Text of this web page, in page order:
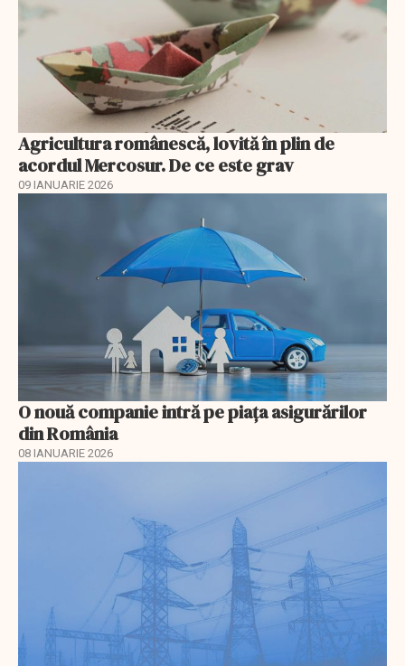
Agricultura românescă, lovită în plin de
acordul Mercosur. De ce este grav
09 IANUARIE 2026
O nouă companie intră pe piața asigurărilor
din România
08 IANUARIE 2026